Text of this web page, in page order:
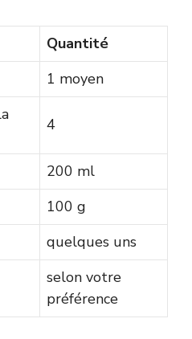
Quantité
1 moyen
4
200 ml
100 g
quelques uns
selon votre
préférence